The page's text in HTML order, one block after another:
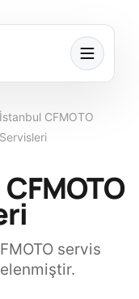
İstanbul CFMOTO
Servisleri
servis